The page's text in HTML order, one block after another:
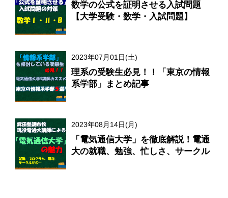
数学の公式を証明させる入試問題
【大学受験・数学・入試問題】
2023年07月01日(土)
理系の受験生必見！！「東京の情報
系学部」まとめ記事
2023年08月14日(月)
「電気通信大学」を徹底解説！電通
大の就職、勉強、忙しさ、サークル